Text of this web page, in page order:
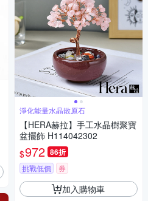
淨化能量水晶散原石
【HERA赫拉】手工水晶樹聚寶
盆擺飾 H114042302
$972 86折
挑戰低價 券
加入購物車